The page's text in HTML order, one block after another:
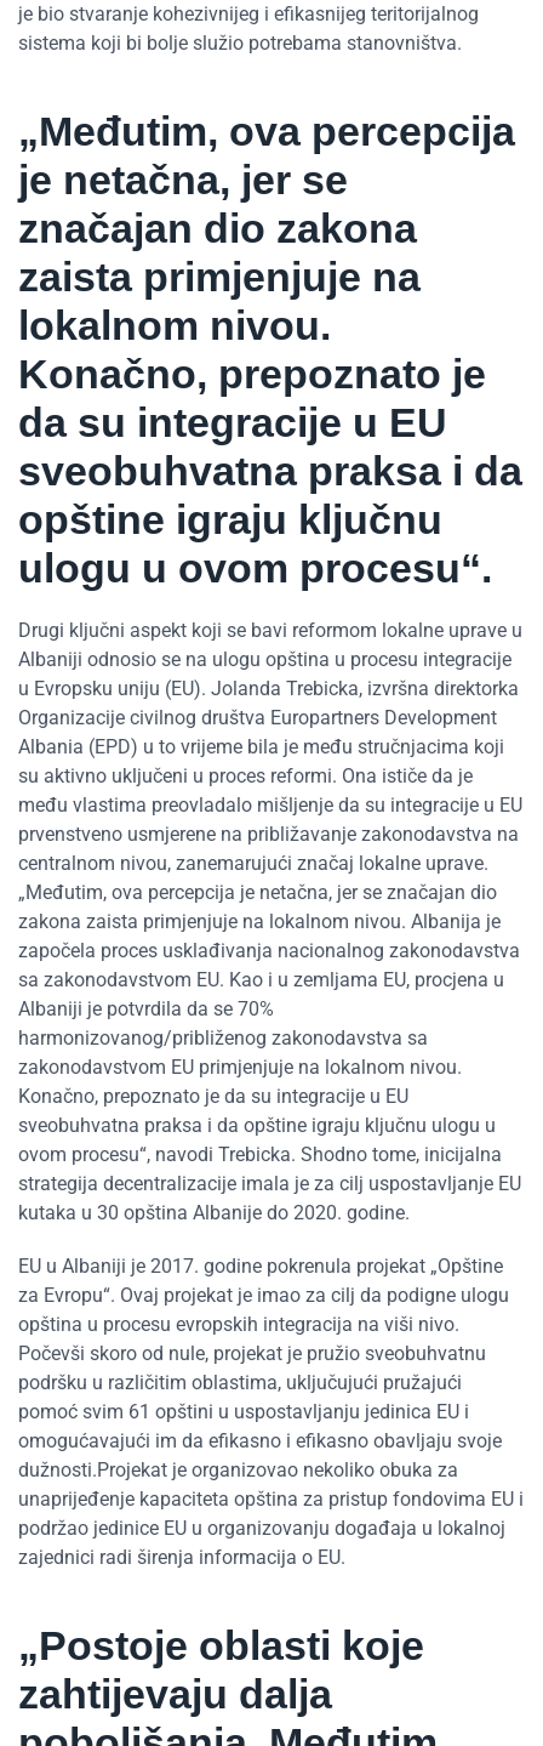
je bio stvaranje kohezivnijeg i efikasnijeg teritorijalnog
sistema koji bi bolje služio potrebama stanovništva.
„Međutim, ova percepcija
je netačna, jer se
značajan dio zakona
zaista primjenjuje na
lokalnom nivou.
Konačno, prepoznato je
da su integracije u EU
sveobuhvatna praksa i da
opštine igraju ključnu
ulogu u ovom procesu“.
Drugi ključni aspekt koji se bavi reformom lokalne uprave u
Albaniji odnosio se na ulogu opština u procesu integracije
u Evropsku uniju (EU). Jolanda Trebicka, izvršna direktorka
Organizacije civilnog društva Europartners Development
Albania (EPD) u to vrijeme bila je među stručnjacima koji
su aktivno uključeni u proces reformi. Ona ističe da je
među vlastima preovladalo mišljenje da su integracije u EU
prvenstveno usmjerene na približavanje zakonodavstva na
centralnom nivou, zanemarujući značaj lokalne uprave.
„Međutim, ova percepcija je netačna, jer se značajan dio
zakona zaista primjenjuje na lokalnom nivou. Albanija je
započela proces usklađivanja nacionalnog zakonodavstva
sa zakonodavstvom EU. Kao i u zemljama EU, procjena u
Albaniji je potvrdila da se 70%
harmonizovanog/približenog zakonodavstva sa
zakonodavstvom EU primjenjuje na lokalnom nivou.
Konačno, prepoznato je da su integracije u EU
sveobuhvatna praksa i da opštine igraju ključnu ulogu u
ovom procesu“, navodi Trebicka. Shodno tome, inicijalna
strategija decentralizacije imala je za cilj uspostavljanje EU
kutaka u 30 opština Albanije do 2020. godine.
EU u Albaniji je 2017. godine pokrenula projekat „Opštine
za Evropu“. Ovaj projekat je imao za cilj da podigne ulogu
opština u procesu evropskih integracija na viši nivo.
Počevši skoro od nule, projekat je pružio sveobuhvatnu
podršku u različitim oblastima, uključujući pružajući
pomoć svim 61 opštini u uspostavljanju jedinica EU i
omogućavajući im da efikasno i efikasno obavljaju svoje
dužnosti.Projekat je organizovao nekoliko obuka za
unaprijeđenje kapaciteta opština za pristup fondovima EU i
podržao jedinice EU u organizovanju događaja u lokalnoj
zajednici radi širenja informacija o EU.
„Postoje oblasti koje
zahtijevaju dalja